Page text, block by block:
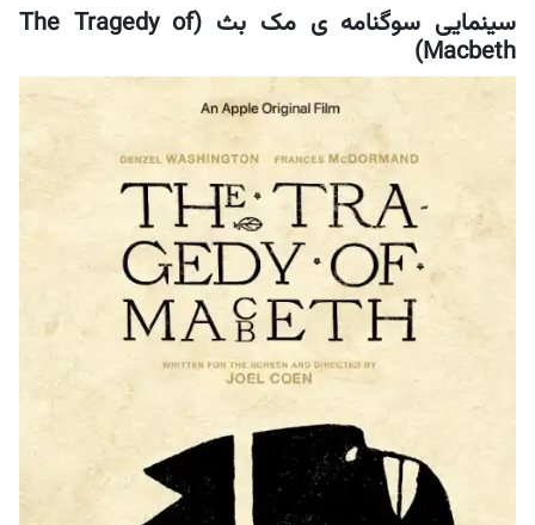
سینمایی سوگنامه ی مک بث (The Tragedy of
Macbeth)